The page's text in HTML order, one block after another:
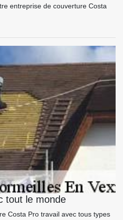
entreprise de couverture Costa
tout le monde
Costa Pro travail avec tous types